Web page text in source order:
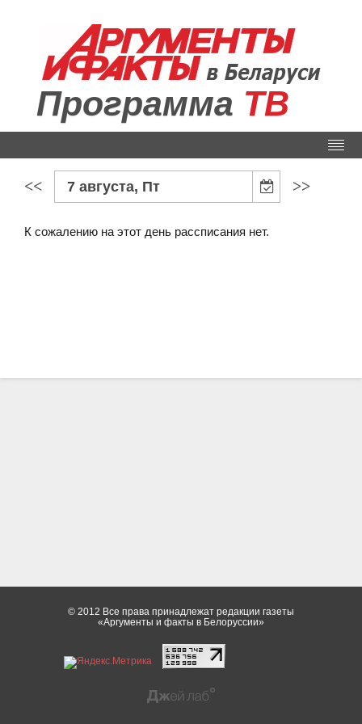
Программа ТВ
<< 7 августа, Пт >>
К сожалению на этот день рассписания нет.
© 2012 Все права принадлежат редакции газеты
«Аргументы и факты в Белоруссии»